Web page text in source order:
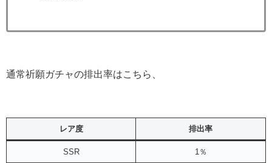
通常祈願ガチャの排出率はこちら、
レア度 排出率
SSR 1％